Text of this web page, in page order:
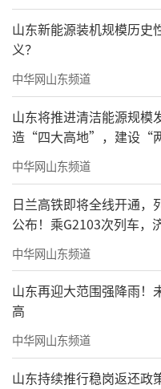
山东新能源装机规模历史
义？
中华网山东频道
山东将推进清洁能源规模
造“四大高地”，建设“
中华网山东频道
日兰高铁即将全线开通，
公布！乘G2103次列车，
时到达
中华网山东频道
山东再迎大范围强降雨！
高
中华网山东频道
山东持续推行稳岗返还政